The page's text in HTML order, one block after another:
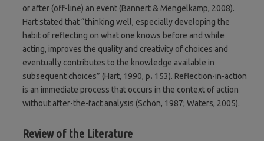
or after (off-line) an event (Bannert & Mengelkamp, 2008).
Hart stated that “thinking well, especially developing the
habit of reflecting on what one knows before and while
acting, improves the quality and creativity of choices and
eventually contributes to the knowledge available in
subsequent choices” (Hart, 1990, p. 153). Reflection-in-action
is an immediate process that occurs in the context of action
without after-the-fact analysis (Schön, 1987; Waters, 2005).
Review of the Literature